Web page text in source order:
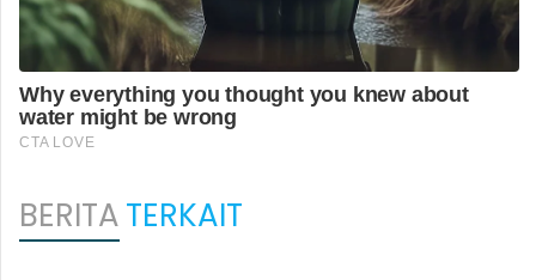
BERITATERKAIT